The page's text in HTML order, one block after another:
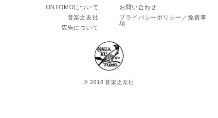
ONTOMOについて
音楽之友社
広告について
お問い合わせ
プライバシーポリシー／免責事
項
© 2018 音楽之友社